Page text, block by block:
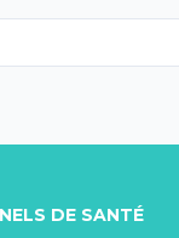
DE SANTÉ